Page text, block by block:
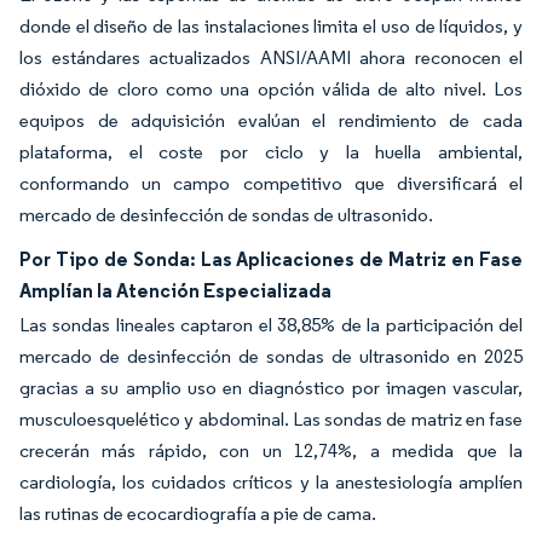
donde el diseño de las instalaciones limita el uso de líquidos, y
los estándares actualizados ANSI/AAMI ahora reconocen el
dióxido de cloro como una opción válida de alto nivel. Los
equipos de adquisición evalúan el rendimiento de cada
plataforma, el coste por ciclo y la huella ambiental,
conformando un campo competitivo que diversificará el
mercado de desinfección de sondas de ultrasonido.
Por Tipo de Sonda: Las Aplicaciones de Matriz en Fase
Amplían la Atención Especializada
Las sondas lineales captaron el 38,85% de la participación del
mercado de desinfección de sondas de ultrasonido en 2025
gracias a su amplio uso en diagnóstico por imagen vascular,
musculoesquelético y abdominal. Las sondas de matriz en fase
crecerán más rápido, con un 12,74%, a medida que la
cardiología, los cuidados críticos y la anestesiología amplíen
las rutinas de ecocardiografía a pie de cama.